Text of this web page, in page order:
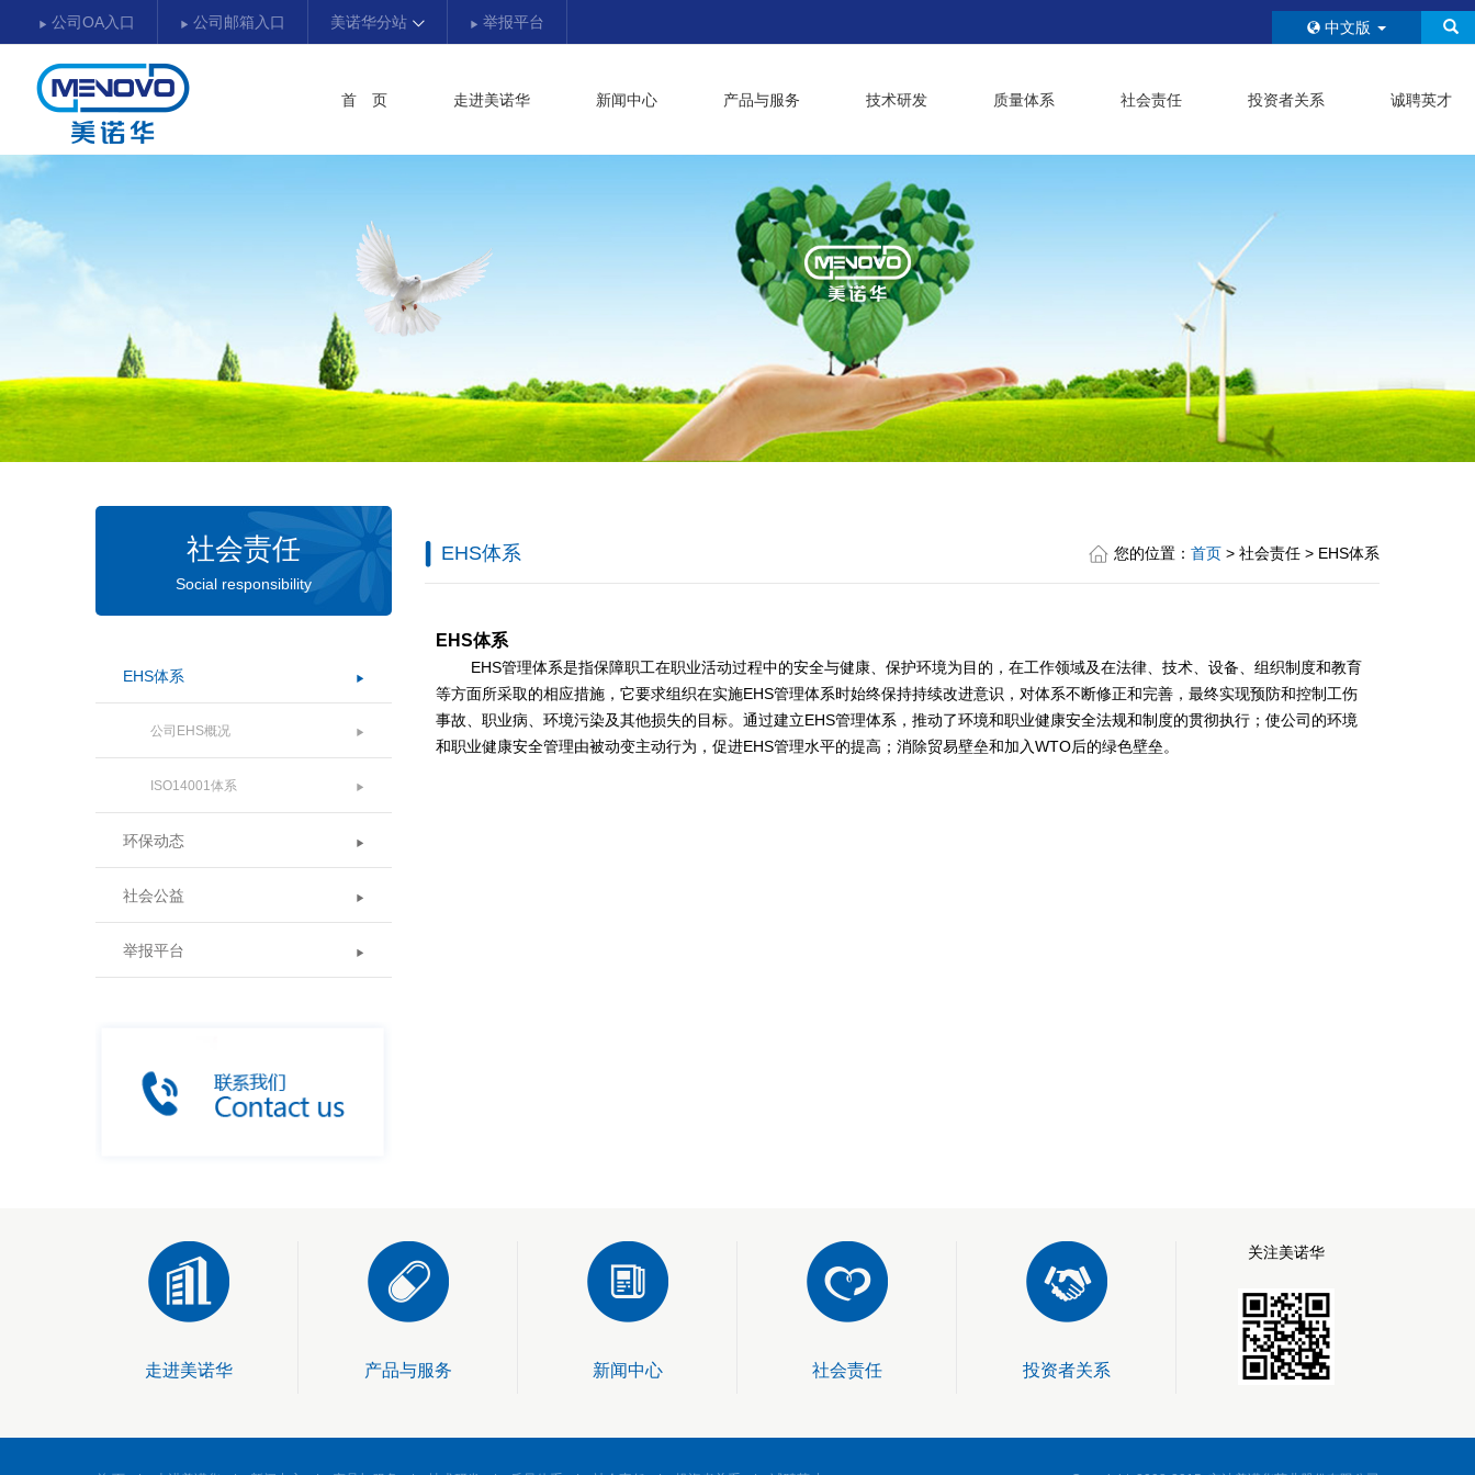
公司OA入口 公司邮箱入口 美诺华分站 举报平台 中文版
首 页 走进美诺华 新闻中心 产品与服务 技术研发 质量体系 社会责任 投资者关系 诚聘英才
社会责任
Social responsibility
EHS体系
公司EHS概况
ISO14001体系
环保动态
社会公益
举报平台
EHS体系 您的位置： 首页 > 社会责任 > EHS体系
EHS体系
EHS管理体系是指保障职工在职业活动过程中的安全与健康、保护环境为目的，在工作领域及在法律、技术、设备、组织制度和教育
等方面所采取的相应措施，它要求组织在实施EHS管理体系时始终保持持续改进意识，对体系不断修正和完善，最终实现预防和控制工伤
事故、职业病、环境污染及其他损失的目标。通过建立EHS管理体系，推动了环境和职业健康安全法规和制度的贯彻执行；使公司的环境
和职业健康安全管理由被动变主动行为，促进EHS管理水平的提高；消除贸易壁垒和加入WTO后的绿色壁垒。
走进美诺华 产品与服务 新闻中心 社会责任 投资者关系
关注美诺华